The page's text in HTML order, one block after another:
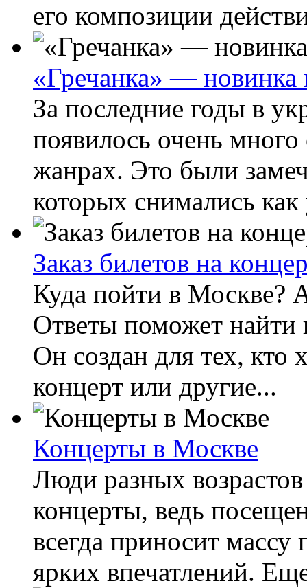
его композиции
«Гречанка» — новинка
За последние годы в
появилось очень
жанрах. Это были
которых снимались
Заказ билетов на
Куда пойти в Москве?
Ответы поможет найти
Он создан для тех, кто
концерт или другие...
Концерты в Москве
Люди разных
концерты, ведь
всегда приносит
ярких впечатлений.